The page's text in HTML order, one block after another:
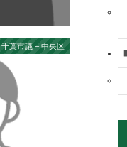
千葉市議 – 中央区